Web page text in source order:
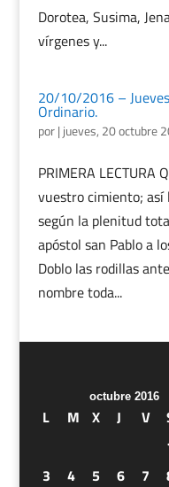
Dorotea, Susima,
vírgenes y...
20/10/2016 –
Ordinario.
por| jueves, 20 octubre
PRIMERA LECTURA
vuestro cimiento;
según la plenitud
apóstol san Pablo a
Doblo las rodillas
nombre toda...
octubre 2016
L M X J V
3
4 5 6 7